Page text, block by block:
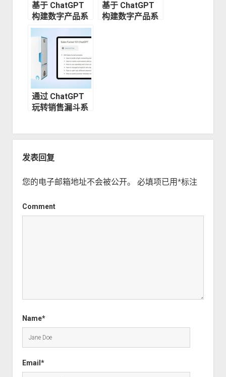
基于 ChatGPT
构建数字产品系
列（二）—— 设
计高质量产品
基于 ChatGPT
构建数字产品系
通过 ChatGPT
玩转销售漏斗系
准备
发表回复
您的电子邮箱地址不会被公开。 必填项已用*标注
Comment
Name*
Email*